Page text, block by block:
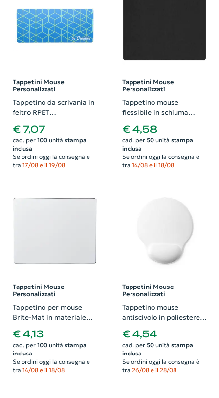
Tappetini Mouse
Personalizzati
Tappetino da scrivania in
feltro RPET
€ 7,07
cad. per 100unità stampa
inclusa
Se ordini oggi la consegna è
tra 17/08 e il 19/08
Tappetini Mouse
Personalizzati
Tappetino mouse
flessibile in schiuma
230x190mm
€ 4,58
cad. per 50unità stampa
inclusa
Se ordini oggi la consegna è
tra 14/08 e il 18/08
Tappetini Mouse
Personalizzati
Tappetino per mouse
Brite-Mat in materiale
pneumatici 240x190mm
€ 4,13
cad. per 100unità stampa
inclusa
Se ordini oggi la consegna è
tra 14/08 e il 18/08
Tappetini Mouse
Personalizzati
Tappetino mouse
antiscivolo in poliestere
€ 4,54
cad. per 50unità stampa
inclusa
Se ordini oggi la consegna è
tra 26/08 e il 28/08